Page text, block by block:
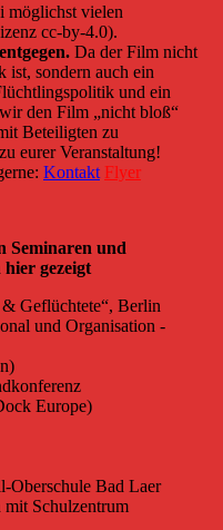
möglichst vielen
cc-by-4.0).
Da der Film nicht
ist, sondern auch ein
und ein
den Film „nicht bloß“
Beteiligten zu
eurer Veranstaltung!
Kontakt Flyer
Seminaren und
gezeigt
Geflüchtete“, Berlin
und Organisation -
Europe)
Oberschule Bad Laer
Schulzentrum